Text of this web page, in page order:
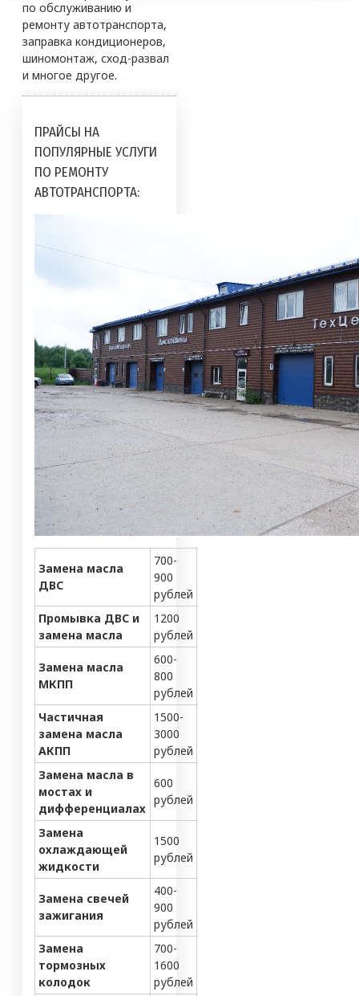
по обслуживанию и
ремонту автотранспорта,
заправка кондиционеров,
шиномонтаж, сход-развал
и многое другое.
ПРАЙСЫ НА
ПОПУЛЯРНЫЕ УСЛУГИ
ПО РЕМОНТУ
АВТОТРАНСПОРТА:
Замена масла
ДВС
700-
900
рублей
Промывка ДВС и
замена масла
1200
рублей
Замена масла
МКПП
600-
800
рублей
Частичная
замена масла
АКПП
1500-
3000
рублей
Замена масла в
мостах и
дифференциалах
600
рублей
Замена
охлаждающей
жидкости
1500
рублей
Замена свечей
зажигания
400-
900
рублей
Замена
тормозных
колодок
700-
1600
рублей